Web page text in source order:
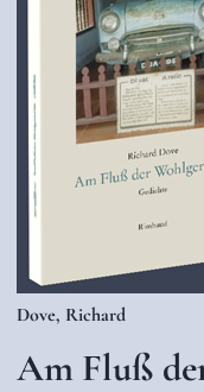
Dove, Richard
Am Fluß